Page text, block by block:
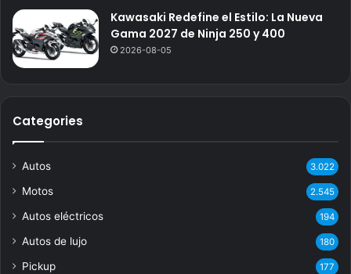
Kawasaki Redefine el Estilo: La Nueva
Gama 2027 de Ninja 250 y 400
2026-08-05
Categories
Autos 3.022
Motos 2.545
Autos eléctricos 194
Autos de lujo 180
Pickup 177